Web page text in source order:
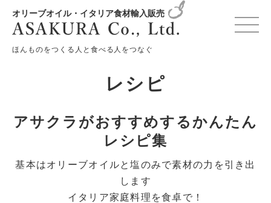
オリーブオイル・イタリア食材輸入販売
ほんものをつくる人と食べる人をつなぐ
HOME レシピ シチリアのパッサータ
レシピ
アサクラがおすすめするかんたん
レシピ集
基本はオリーブオイルと塩のみで素材の力を引き出
します
イタリア家庭料理を食卓で！